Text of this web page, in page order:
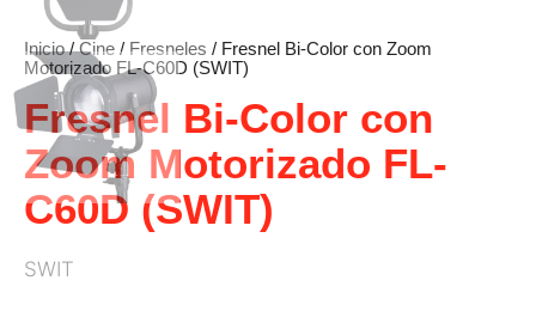
Inicio/Cine / Fresneles / Fresnel Bi-Color con Zoom
Motorizado FL-C60D (SWIT)
Fresnel Bi-Color con
Zoom Motorizado FL-
C60D (SWIT)
SWIT